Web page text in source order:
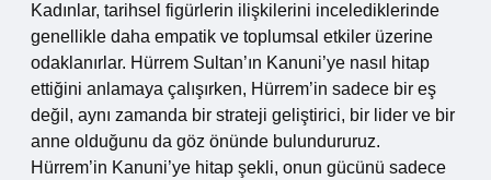
Kadınlar, tarihsel figürlerin ilişkilerini incelediklerinde
genellikle daha empatik ve toplumsal etkiler üzerine
odaklanırlar. Hürrem Sultan’ın Kanuni’ye nasıl hitap
ettiğini anlamaya çalışırken, Hürrem’in sadece bir eş
değil, aynı zamanda bir strateji geliştirici, bir lider ve bir
anne olduğunu da göz önünde bulundururuz.
Hürrem’in Kanuni’ye hitap şekli, onun gücünü sadece